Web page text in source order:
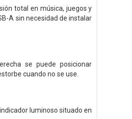
total en música, juegos y
A sin necesidad de instalar
se puede posicionar
cuando no se use.
luminoso situado en